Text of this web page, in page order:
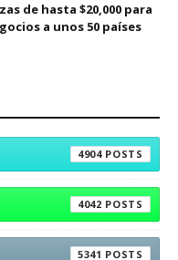
de hasta $20,000 para
a unos 50 países
4904
4042
5341